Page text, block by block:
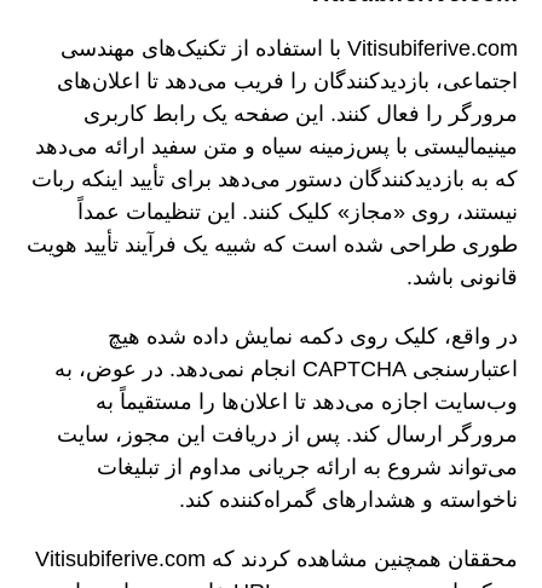
Vitisubiferive.com با استفاده از تکنیک‌های مهندسی
اجتماعی، بازدیدکنندگان را فریب می‌دهد تا اعلان‌های
مرورگر را فعال کنند. این صفحه یک رابط کاربری
مینیمالیستی با پس‌زمینه سیاه و متن سفید ارائه می‌دهد
که به بازدیدکنندگان دستور می‌دهد برای تأیید اینکه ربات
نیستند، روی «مجاز» کلیک کنند. این تنظیمات عمداً
طوری طراحی شده است که شبیه یک فرآیند تأیید هویت
قانونی باشد.
در واقع، کلیک روی دکمه نمایش داده شده هیچ
اعتبارسنجی CAPTCHA انجام نمی‌دهد. در عوض، به
وب‌سایت اجازه می‌دهد تا اعلان‌ها را مستقیماً به
مرورگر ارسال کند. پس از دریافت این مجوز، سایت
می‌تواند شروع به ارائه جریانی مداوم از تبلیغات
ناخواسته و هشدارهای گمراه‌کننده کند.
محققان همچنین مشاهده کردند که Vitisubiferive.com